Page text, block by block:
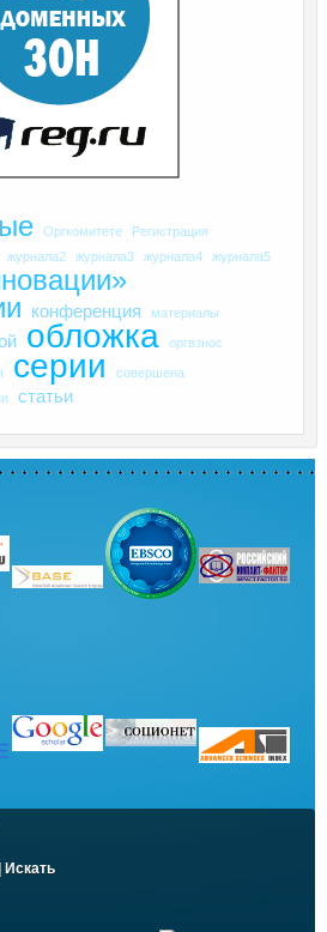
Оргкомитете
Регистрация
журнала2 журнала3 журнала4 журнала5
конференция материалы
обложка оргвзнос
серии совершена
статьи
Искать